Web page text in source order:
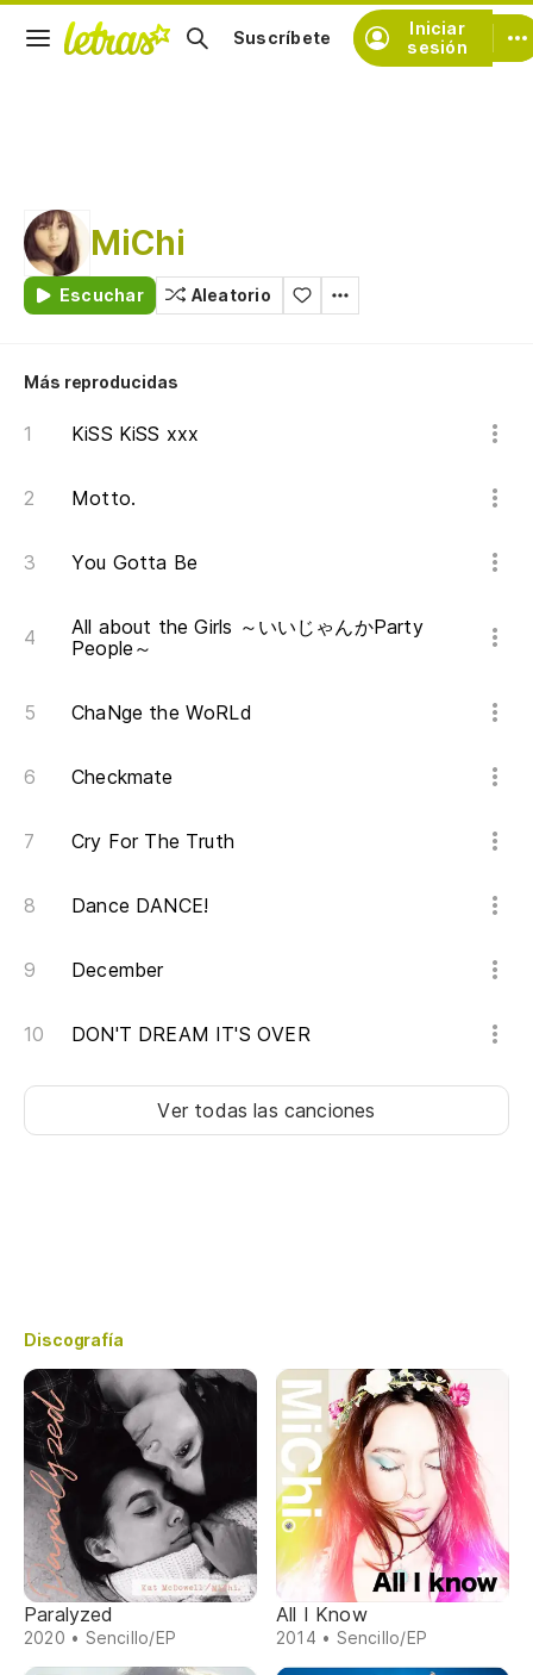
Iniciar
sesión
Suscríbete
MiChi
Escuchar Aleatorio
Más reproducidas
KiSS KiSS xxx
Motto.
You Gotta Be
All about the Girls ～いいじゃんかParty
People～
ChaNge the WoRLd
Checkmate
Cry For The Truth
Dance DANCE!
December
DON'T DREAM IT'S OVER
Ver todas las canciones
Discografía
Paralyzed
2020 • Sencillo/EP
All I Know
2014 • Sencillo/EP